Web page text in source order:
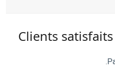
Clients